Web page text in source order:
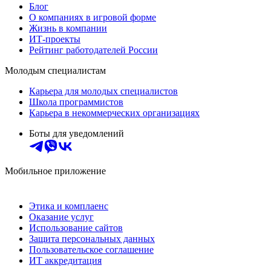
Блог
О компаниях в игровой форме
Жизнь в компании
ИТ-проекты
Рейтинг работодателей России
Молодым специалистам
Карьера для молодых специалистов
Школа программистов
Карьера в некоммерческих организациях
Боты для уведомлений
Мобильное приложение
Этика и комплаенс
Оказание услуг
Использование сайтов
Защита персональных данных
Пользовательское соглашение
ИТ аккредитация